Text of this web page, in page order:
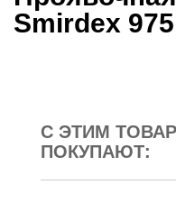
Smirdex
С ЭТИМ
ПОКУПАЮТ: